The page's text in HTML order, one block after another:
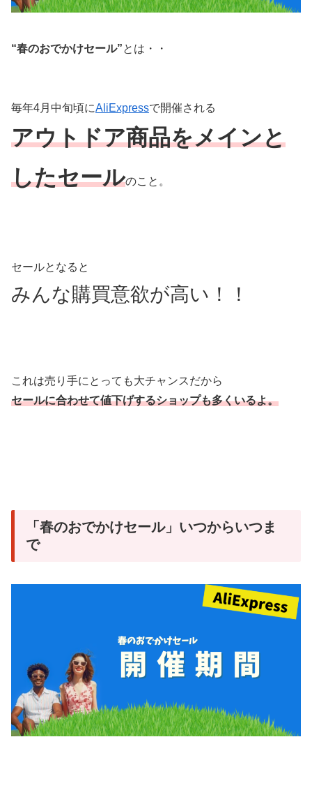
“春のおでかけセール”とは・・
毎年4月中旬頃にAliExpressで開催される
アウトドア商品をメインと
したセールのこと。
セールとなると
みんな購買意欲が高い！！
これは売り手にとっても大チャンスだから
セールに合わせて値下げするショップも多くいるよ。
「春のおでかけセール」いつからいつま
で